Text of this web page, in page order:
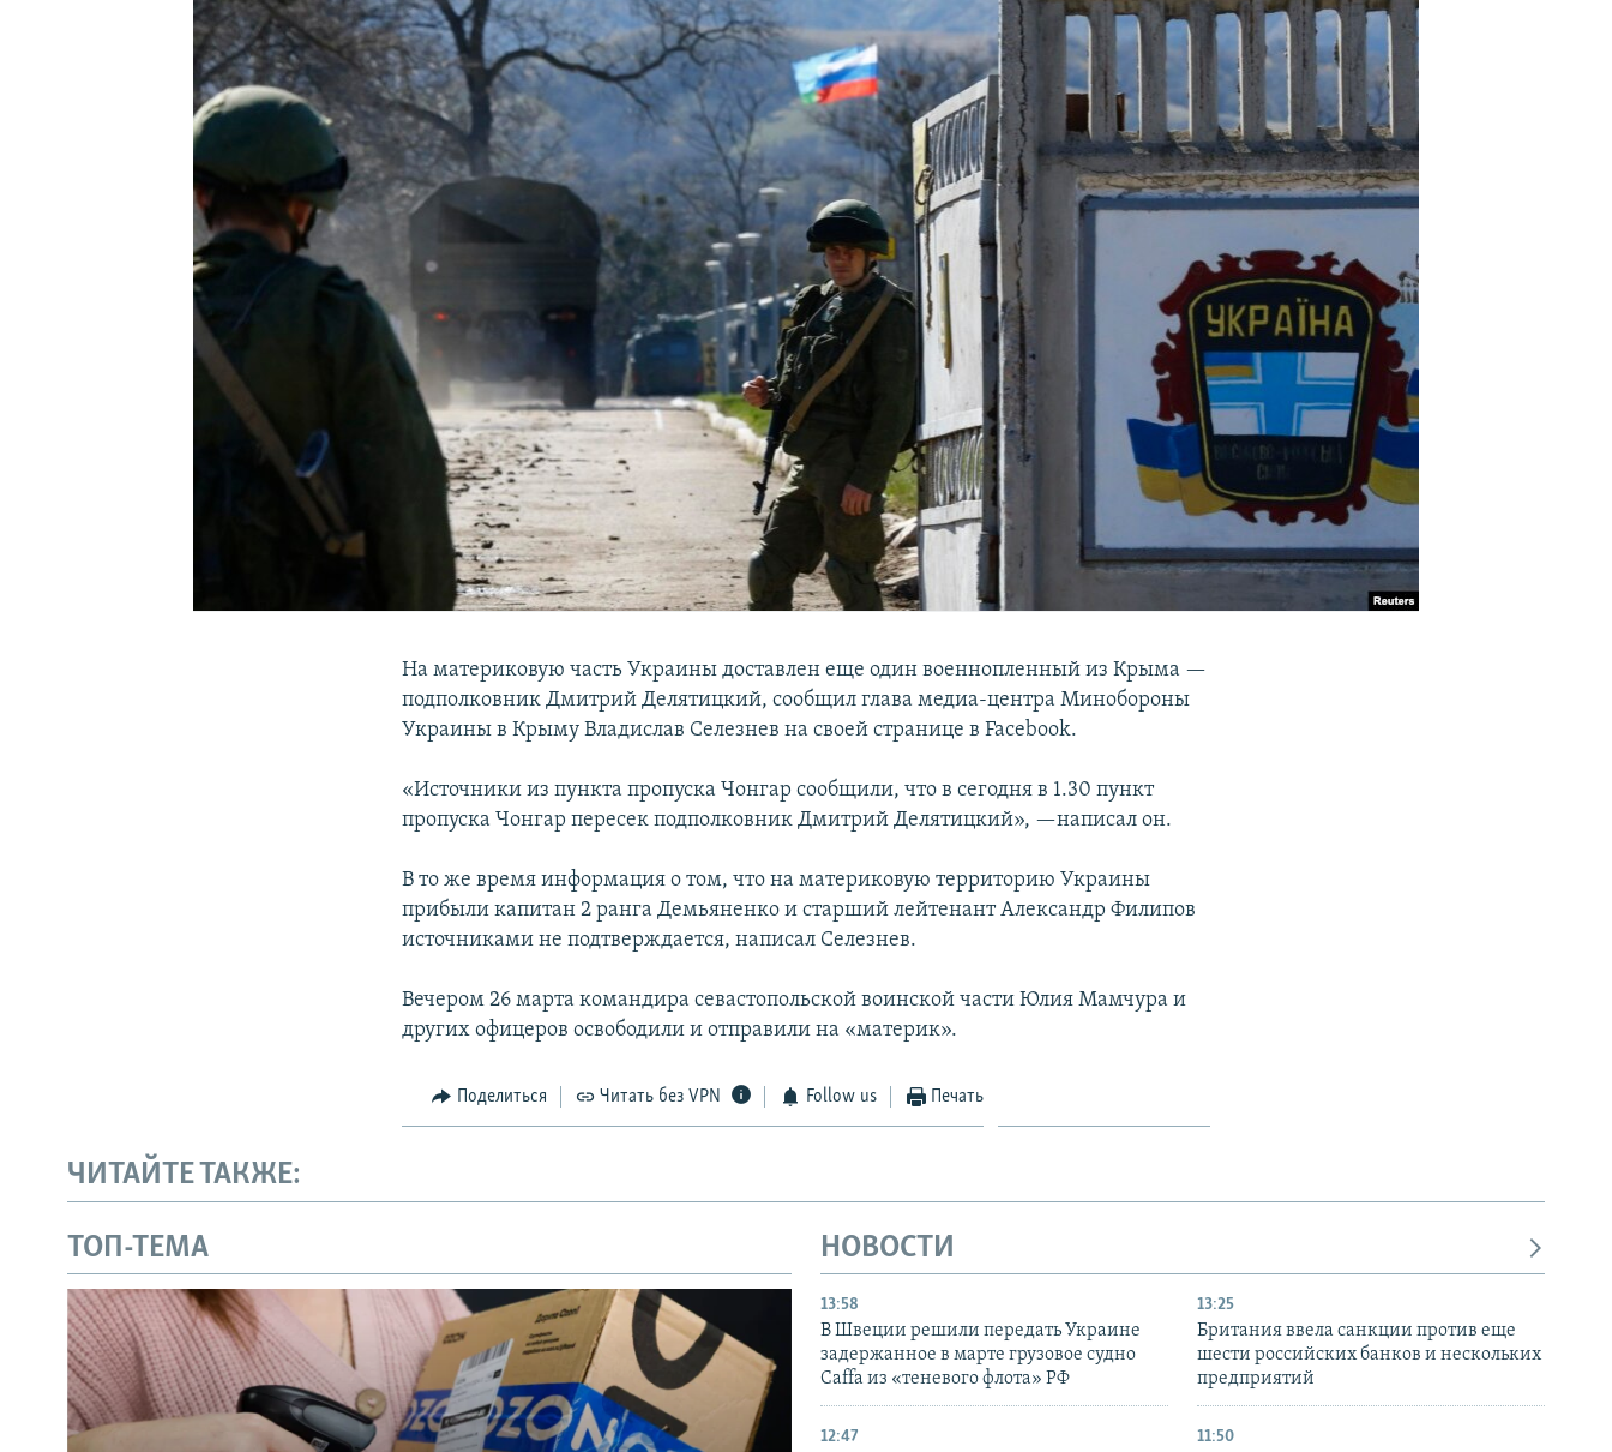
КРЫМ.НЕПОКОРЕННЫЙ
УКРАИНСКАЯ ПРОБЛЕМА КРЫМА
На материковую часть Украины доставлен еще один военнопленный из Крыма —
подполковник Дмитрий Делятицкий, сообщил глава медиа-центра Минобороны
Украины в Крыму Владислав Селезнев на своей странице в Facebook.
«Источники из пункта пропуска Чонгар сообщили, что в сегодня в 1.30 пункт
пропуска Чонгар пересек подполковник Дмитрий Делятицкий», —написал он.
В то же время информация о том, что на материковую территорию Украины
прибыли капитан 2 ранга Демьяненко и старший лейтенант Александр Филипов
источниками не подтверждается, написал Селезнев.
Вечером 26 марта командира севастопольской воинской части Юлия Мамчура и
других офицеров освободили и отправили на «материк».
Поделиться Читать без VPN Follow us Печать
ЧИТАЙТЕ ТАКЖЕ:
ТОП-ТЕМА НОВОСТИ
13:58
В Швеции решили передать Украине
задержанное в марте грузовое судно
Caffa из «теневого флота» РФ
13:25
Британия ввела санкции против еще
шести российских банков и нескольких
предприятий
12:47 11:50